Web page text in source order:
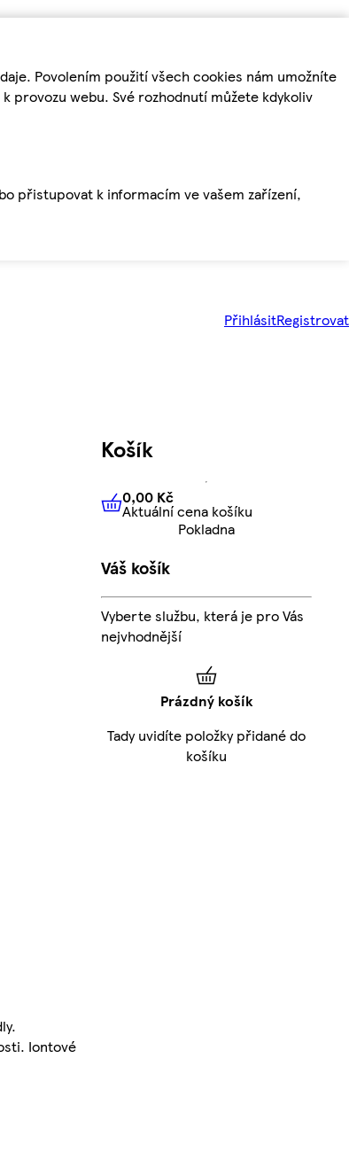
Povolením použití všech cookies nám umožníte
provozu webu. Své rozhodnutí můžete kdykoliv
přistupovat k informacím ve vašem zařízení,
PřihlásitRegistrovat
Iontové
Košík
0,00 KčAktuální cena košíku
0,00 Kč
Aktuální cena košíku
Pokladna
Váš košík
Vyberte službu, která je pro Vás
nejvhodnější
Prázdný košík
Tady uvidíte položky přidané do
košíku